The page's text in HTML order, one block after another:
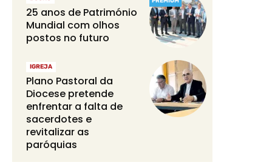
25 anos de Património
Mundial com olhos
postos no futuro
IGREJA
Plano Pastoral da
Diocese pretende
enfrentar a falta de
sacerdotes e
revitalizar as
paróquias